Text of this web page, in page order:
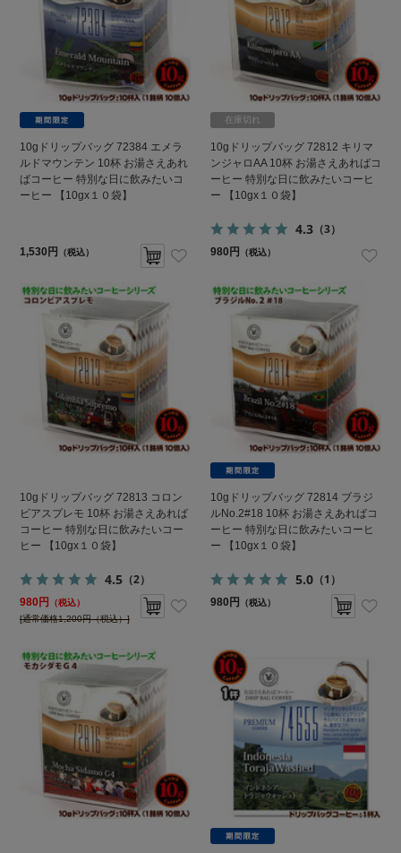
10gドリップバッグ 72384 エメラ
ルドマウンテン 10杯 お湯さえあれ
ばコーヒー 特別な日に飲みたいコ
ーヒー 【10gx１０袋】
1,530円 （税込）
在庫切れ
10gドリップバッグ 72812 キリマ
ンジャロAA 10杯 お湯さえあればコ
ーヒー 特別な日に飲みたいコーヒ
ー 【10gx１０袋】
4.3（3）
980円 （税込）
10gドリップバッグ 72813 コロン
ビアスプレモ 10杯 お湯さえあれば
コーヒー 特別な日に飲みたいコー
ヒー 【10gx１０袋】
4.5（2）
980円 （税込）
[通常価格1,200円（税込）]
10gドリップバッグ 72814 ブラジ
ルNo.2#18 10杯 お湯さえあればコ
ーヒー 特別な日に飲みたいコーヒ
ー 【10gx１０袋】
5.0（1）
980円 （税込）